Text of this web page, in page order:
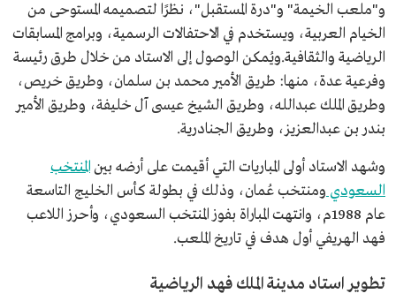
و"ملعب الخيمة" و"درة المستقبل"، نظرًا لتصميمه المستوحى من
الخيام العربية، ويستخدم في الاحتفالات الرسمية، وبرامج المسابقات
الرياضية والثقافية.ويُمكن الوصول إلى الاستاد من خلال طرق رئيسة
وفرعية عدة، منها: طريق الأمير محمد بن سلمان، وطريق خريص،
وطريق الملك عبدالله، وطريق الشيخ عيسى آل خليفة، وطريق الأمير
بندر بن عبدالعزيز، وطريق الجنادرية.
وشهد الاستاد أولى المباريات التي أقيمت على أرضه بينالمنتخب
السعودي ومنتخب عُمان، وذلك في بطولة كأس الخليج التاسعة
عام 1988م، وانتهت المباراة بفوز المنتخب السعودي، وأحرز اللاعب
فهد الهريفي أول هدف في تاريخ الملعب.
تطوير استاد مدينة الملك فهد الرياضية